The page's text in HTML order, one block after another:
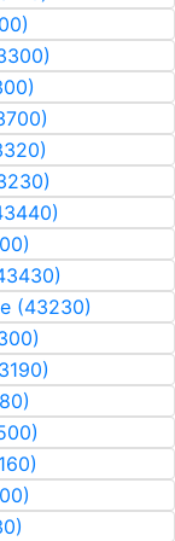
(43230)